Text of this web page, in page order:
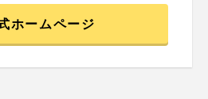
ホームページ